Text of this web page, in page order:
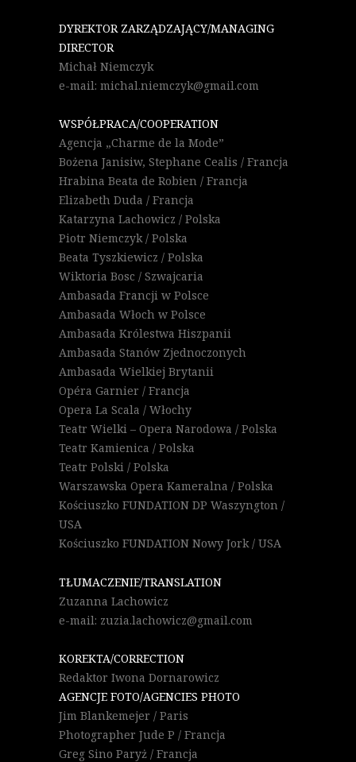
DYREKTOR ZARZĄDZAJĄCY/MANAGING
DIRECTOR
Michał Niemczyk
e-mail: michal.niemczyk@gmail.com
WSPÓŁPRACA/COOPERATION
Agencja „Charme de la Mode”
Bożena Janisiw, Stephane Cealis / Francja
Hrabina Beata de Robien / Francja
Elizabeth Duda / Francja
Katarzyna Lachowicz / Polska
Piotr Niemczyk / Polska
Beata Tyszkiewicz / Polska
Wiktoria Bosc / Szwajcaria
Ambasada Francji w Polsce
Ambasada Włoch w Polsce
Ambasada Królestwa Hiszpanii
Ambasada Stanów Zjednoczonych
Ambasada Wielkiej Brytanii
Opéra Garnier / Francja
Opera La Scala / Włochy
Teatr Wielki – Opera Narodowa / Polska
Teatr Kamienica / Polska
Teatr Polski / Polska
Warszawska Opera Kameralna / Polska
Kościuszko FUNDATION DP Waszyngton /
USA
Kościuszko FUNDATION Nowy Jork / USA
TŁUMACZENIE/TRANSLATION
Zuzanna Lachowicz
e-mail: zuzia.lachowicz@gmail.com
KOREKTA/CORRECTION
Redaktor Iwona Dornarowicz
AGENCJE FOTO/AGENCIES PHOTO
Jim Blankemejer / Paris
Photographer Jude P / Francja
Greg Sino Paryż / Francja